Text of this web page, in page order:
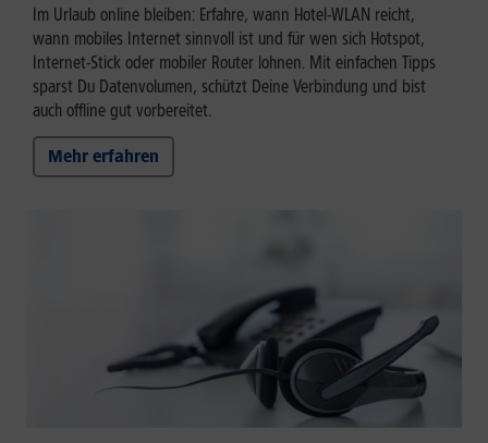
Im Urlaub online bleiben: Erfahre, wann Hotel-WLAN reicht,
wann mobiles Internet sinnvoll ist und für wen sich Hotspot,
Internet-Stick oder mobiler Router lohnen. Mit einfachen Tipps
sparst Du Datenvolumen, schützt Deine Verbindung und bist
auch offline gut vorbereitet.
Mehr erfahren